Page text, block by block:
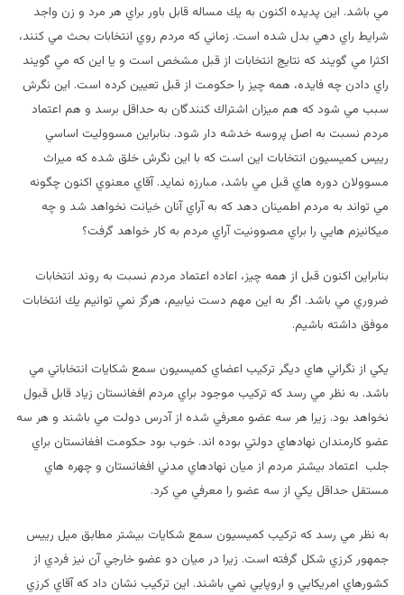
مي باشد. اين پديده اكنون به يك مساله قابل باور براي هر مرد و زن واجد
شرايط راي دهي بدل شده است. زماني كه مردم روي انتخابات بحث مي كنند،
اكثرا مي گويند كه نتايج انتخابات از قبل مشخص است و يا اين كه مي گويند
راي دادن چه فايده، همه چيز را حكومت از قبل تعيين كرده است. اين نگرش
سبب مي شود كه هم ميزان اشتراك كنندگان به حداقل برسد و هم اعتماد
مردم نسبت به اصل پروسه خدشه دار شود. بنابراين مسووليت اساسي
رييس كميسيون انتخابات اين است كه با اين نگرش خلق شده كه ميراث
مسوولان دوره هاي قبل مي باشد، مبارزه نمايد. آقاي معنوي اكنون چگونه
مي تواند به مردم اطمينان دهد كه به آراي آنان خيانت نخواهد شد و چه
ميكانيزم هايي را براي مصوونيت آراي مردم به كار خواهد گرفت؟
بنابراين اكنون قبل از همه چيز، اعاده اعتماد مردم نسبت به روند انتخابات
ضروري مي باشد. اگر به اين مهم دست نيابيم، هرگز نمي توانيم يك انتخابات
موفق داشته باشيم.
يكي از نگراني هاي ديگر تركيب اعضاي كميسيون سمع شكايات انتخاباتي مي
باشد. به نظر مي رسد كه تركيب موجود براي مردم افغانستان زياد قابل قبول
نخواهد بود. زيرا هر سه عضو معرفي شده از آدرس دولت مي باشند و هر سه
عضو كارمندان نهادهاي دولتي بوده اند. خوب بود حكومت افغانستان براي
جلب اعتماد بيشتر مردم از ميان نهادهاي مدني افغانستان و چهره هاي
مستقل حداقل يكي از سه عضو را معرفي مي كرد.
به نظر مي رسد كه تركيب كميسيون سمع شكايات بيشتر مطابق ميل رييس
جمهور كرزي شكل گرفته است. زيرا در ميان دو عضو خارجي آن نيز فردي از
كشورهاي امريكايي و اروپايي نمي باشند. اين تركيب نشان داد كه آقاي كرزي